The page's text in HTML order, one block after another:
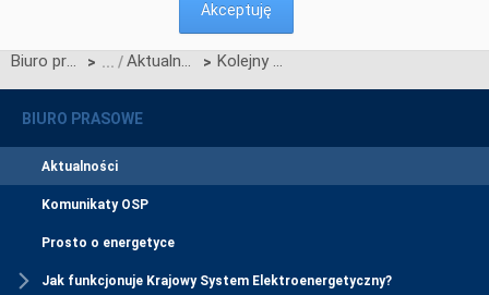
Akceptuję
Biuro prasowe > Aktualności > Kolejny pozytywny test integracji z CSIRE
BIURO PRASOWE
Aktualności
Komunikaty OSP
Prosto o energetyce
Jak funkcjonuje Krajowy System Elektroenergetyczny?